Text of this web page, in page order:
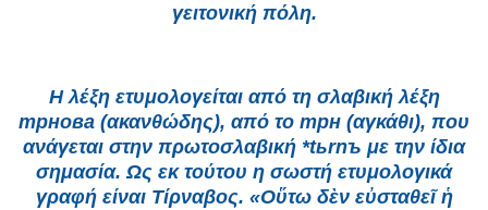
γειτονική πόλη.
Η λέξη ετυμολογείται από τη σλαβική λέξη
трнова (ακανθώδης), από το трн (αγκάθι), που
ανάγεται στην πρωτοσλαβική *tьrnъ με την ίδια
σημασία. Ως εκ τούτου η σωστή ετυμολογικά
γραφή είναι Τίρναβος. «Οὕτω δὲν εὐσταθεῖ ἡ